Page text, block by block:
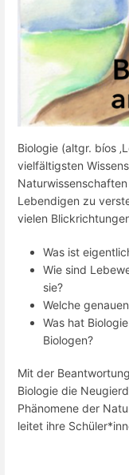
Biologie (altgr. bíos
vielfältigsten
Lebendigen zu
vielen
Was ist
Wie sind
sie?
Welche
Was hat
Biologen?
Mit der
Biologie die
Phänomene der
leitet ihre